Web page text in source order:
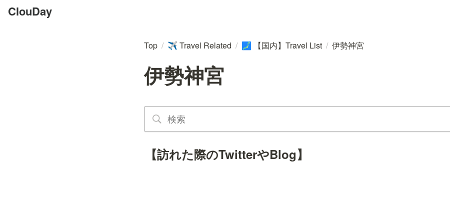
ClouDay
Top / ✈️ Travel Related / 🗾 【国内】Travel List / 伊勢神宮
伊勢神宮
【訪れた際のTwitterやBlog】